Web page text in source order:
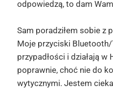
odpowiedzą, to dam
Sam poradziłem sobie z
Moje przyciski Bluetooth/
przypadłości i działają w
poprawnie, choć nie do
wytycznymi. Jestem